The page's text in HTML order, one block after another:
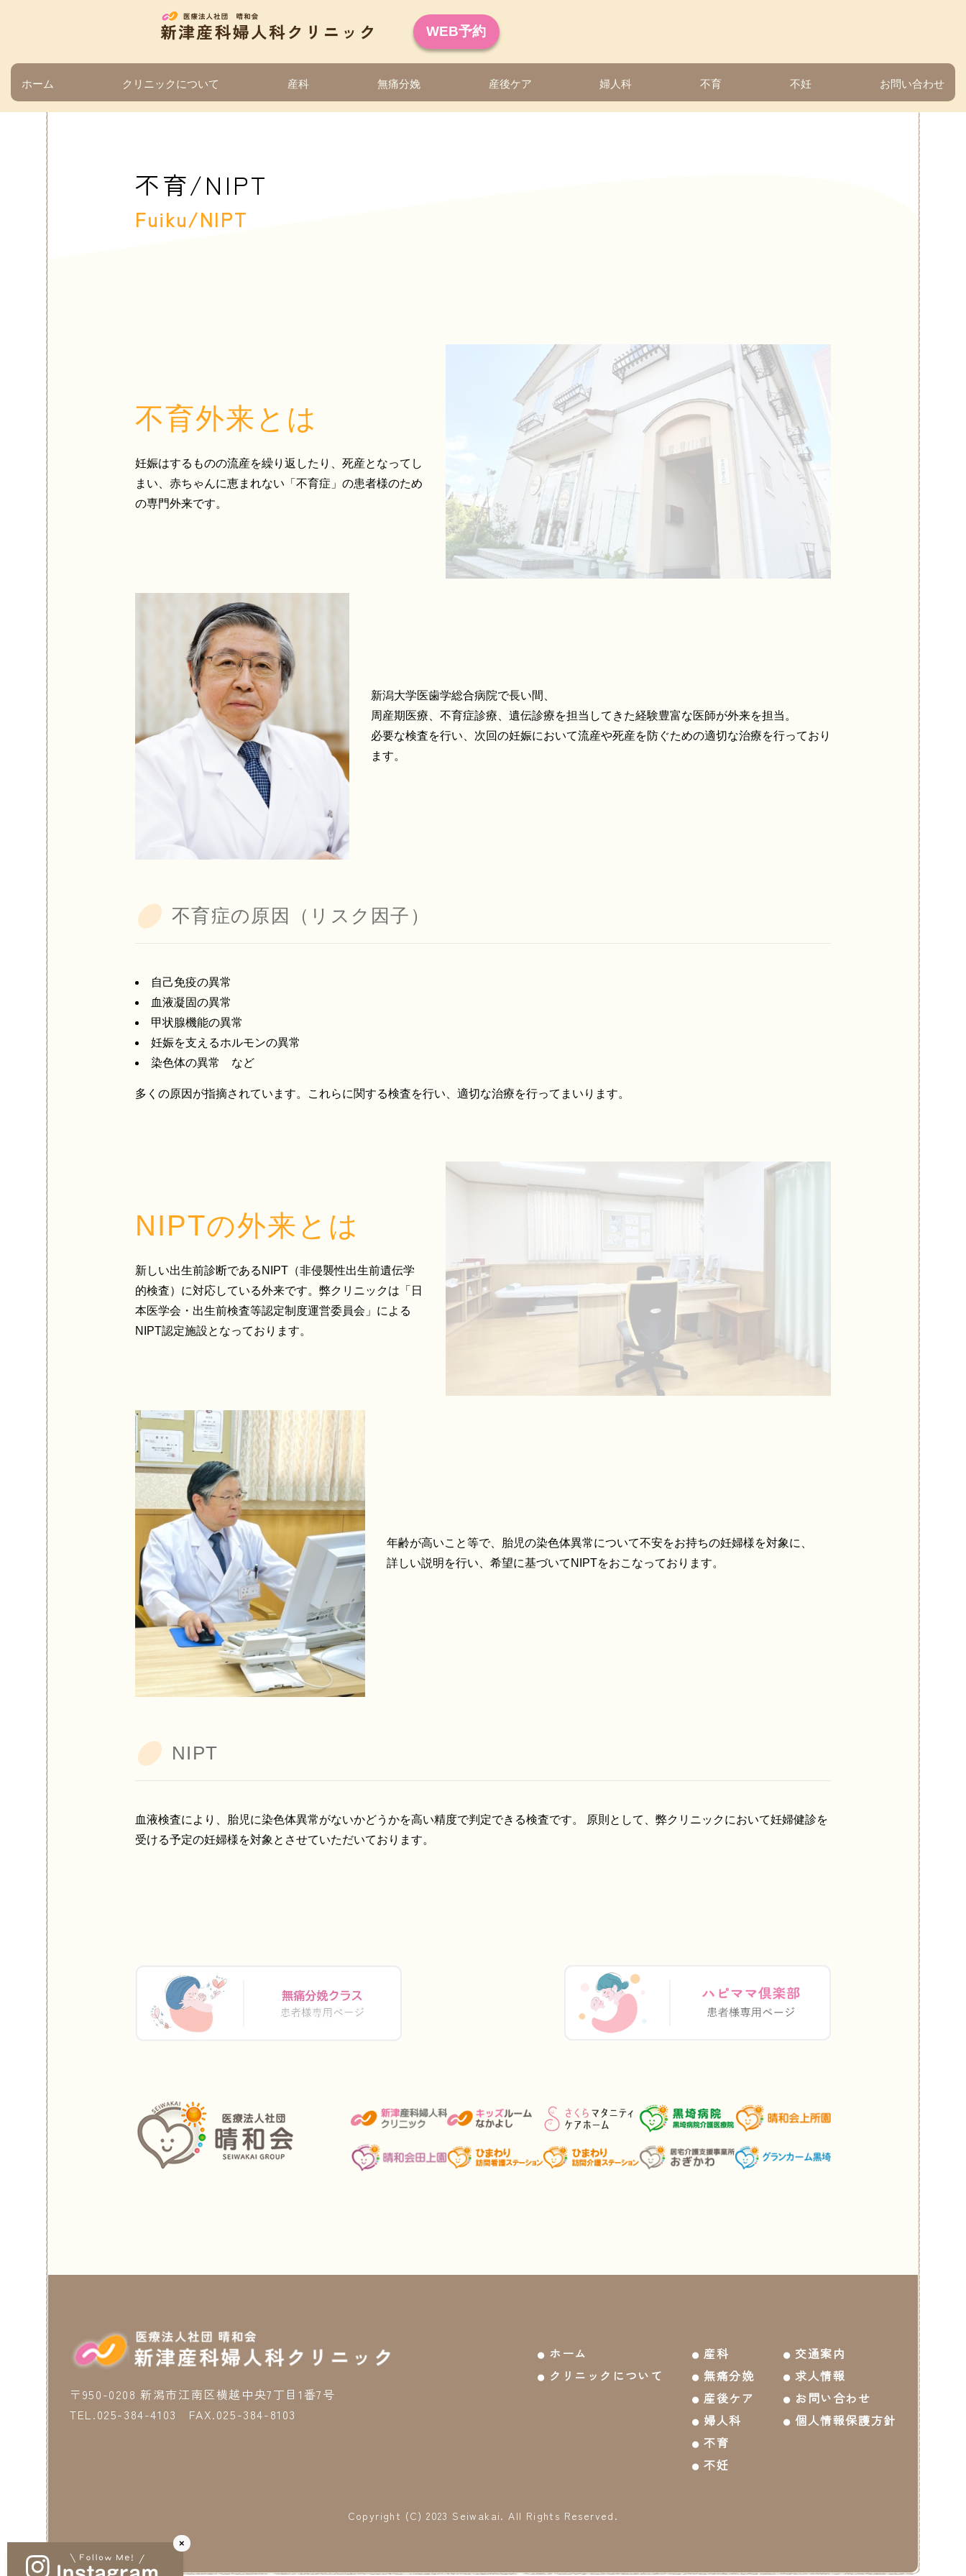
WEB予約
ホーム クリニックについて 産科 無痛分娩 産後ケア 婦人科 不育 不妊 お問い合わせ
不育/NIPT
Fuiku/NIPT
不育外来とは
妊娠はするものの流産を繰り返したり、死産となってし
まい、赤ちゃんに恵まれない「不育症」の患者様のため
の専門外来です。
新潟大学医歯学総合病院で長い間、
周産期医療、不育症診療、遺伝診療を担当してきた経験豊富な医師が外来を担当。
必要な検査を行い、次回の妊娠において流産や死産を防ぐための適切な治療を行っており
ます。
不育症の原因（リスク因子）
自己免疫の異常
血液凝固の異常
甲状腺機能の異常
妊娠を支えるホルモンの異常
染色体の異常 など
多くの原因が指摘されています。これらに関する検査を行い、適切な治療を行ってまいります。
NIPTの外来とは
新しい出生前診断であるNIPT（非侵襲性出生前遺伝学
的検査）に対応している外来です。弊クリニックは「日
本医学会・出生前検査等認定制度運営委員会」による
NIPT認定施設となっております。
年齢が高いこと等で、胎児の染色体異常について不安をお持ちの妊婦様を対象に、
詳しい説明を行い、希望に基づいてNIPTをおこなっております。
NIPT
血液検査により、胎児に染色体異常がないかどうかを高い精度で判定できる検査です。 原則として、弊クリニックにおいて妊婦健診を
受ける予定の妊婦様を対象とさせていただいております。
〒950-0208 新潟市江南区横越中央7丁目1番7号
TEL.025-384-4103 FAX.025-384-8103
ホーム
クリニックについて
産科
無痛分娩
産後ケア
婦人科
不育
不妊
交通案内
求人情報
お問い合わせ
個人情報保護方針
Copyright (C) 2023 Seiwakai. All Rights Reserved.
×